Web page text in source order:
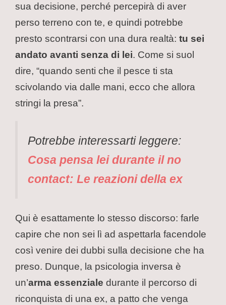
sua decisione, perché percepirà di aver
perso terreno con te, e quindi potrebbe
presto scontrarsi con una dura realtà: tu sei
andato avanti senza di lei. Come si suol
dire, “quando senti che il pesce ti sta
scivolando via dalle mani, ecco che allora
stringi la presa”.
Potrebbe interessarti leggere:
Cosa pensa lei durante il no
contact: Le reazioni della ex
Qui è esattamente lo stesso discorso: farle
capire che non sei lì ad aspettarla facendole
così venire dei dubbi sulla decisione che ha
preso. Dunque, la psicologia inversa è
un’arma essenziale durante il percorso di
riconquista di una ex, a patto che venga